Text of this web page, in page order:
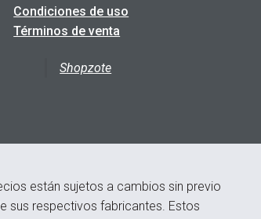
Condiciones de uso
Términos de venta
Shopzote
están sujetos a cambios sin previo
sus respectivos fabricantes. Estos